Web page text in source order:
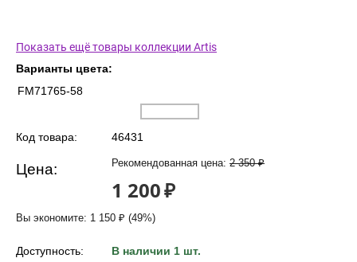
Показать ещё товары коллекции Artis
Варианты цвета:
FM71765-58
Код товара: 46431
Рекомендованная цена: 2 350 ₽
Цена:
1 200₽
Вы экономите: 1 150 ₽ (49%)
Доступность:
В наличии 1 шт.